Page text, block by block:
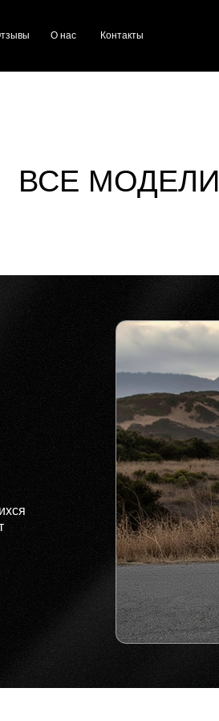
О нас Контакты
ВСЕ МОДЕЛИ